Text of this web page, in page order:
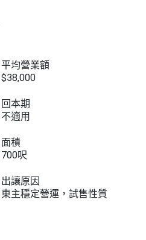
平均營業額
$38,000
回本期
不適用
面積
700呎
出讓原因
東主穩定營運，試售性質